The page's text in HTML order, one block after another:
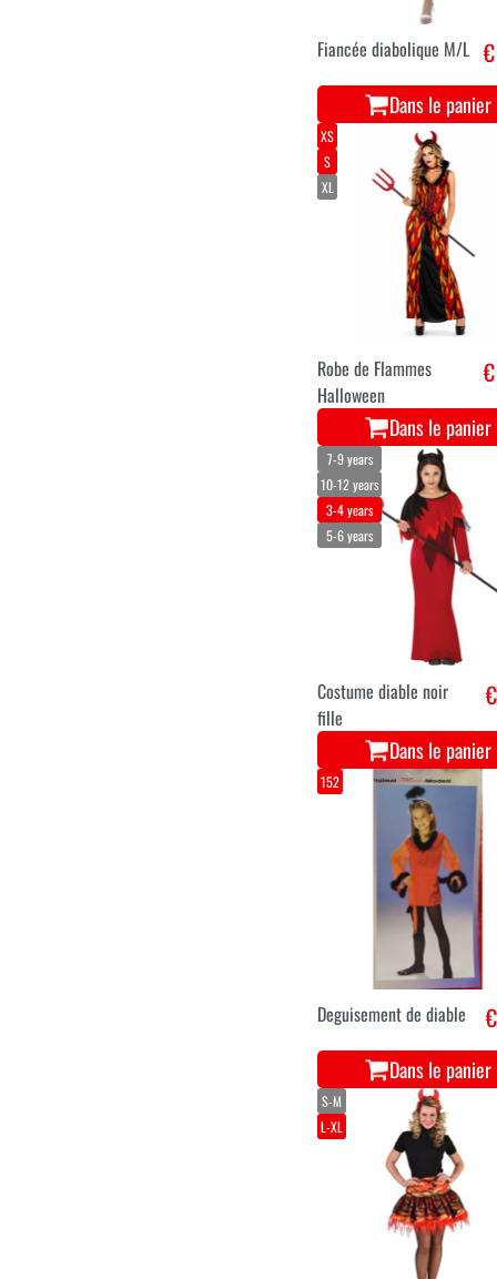
Fiancée diabolique M/L
Dans le panier
XS
S
XL
Robe de Flammes
Halloween
Dans le panier
7-9 years
10-12 years
3-4 years
5-6 years
Costume diable noir
fille
Dans le panier
152
Deguisement de diable
Dans le panier
S-M
L-XL